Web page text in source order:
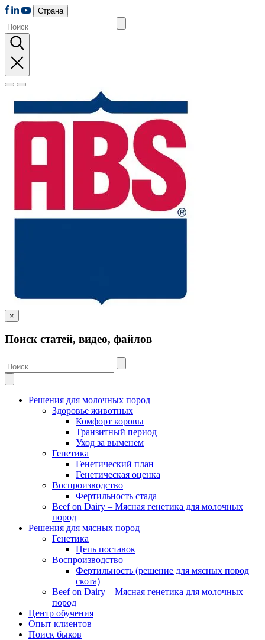
Страна
×
Поиск статей, видео, файлов
Решения для молочных пород
Здоровье животных
Комфорт коровы
Транзитный период
Уход за выменем
Генетика
Генетический план
Генетическая оценка
Воспроизводство
Фертильность стада
Beef on Dairy – Мясная генетика для молочных
пород
Решения для мясных пород
Генетика
Цепь поставок
Воспроизводство
Фертильность (решение для мясных пород
скота)
Beef on Dairy – Мясная генетика для молочных
пород
Центр обучения
Опыт клиентов
Поиск быков